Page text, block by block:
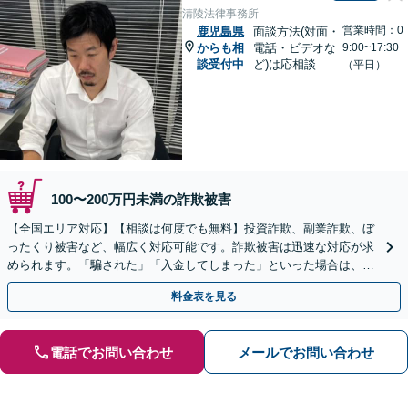
清陵法律事務所
鹿児島県
からも相
談受付中
面談方法(対面・
電話・ビデオな
ど)は応相談
営業時間：0
9:00~17:30
（平日）
100〜200万円未満の詐欺被害
【全国エリア対応】【相談は何度でも無料】投資詐欺、副業詐欺、ぼ
ったくり被害など、幅広く対応可能です。詐欺被害は迅速な対応が求
められます。「騙された」「入金してしまった」といった場合は、お
早めにご相談ください。【電話・メール・WEB相談可】
料金表を見る
電話でお問い合わせ メールでお問い合わせ